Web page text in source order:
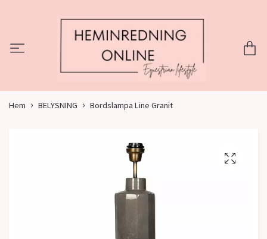
Hem BELYSNING Bordslampa Line Granit